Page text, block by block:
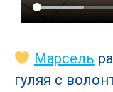
Марсель
гуляя с